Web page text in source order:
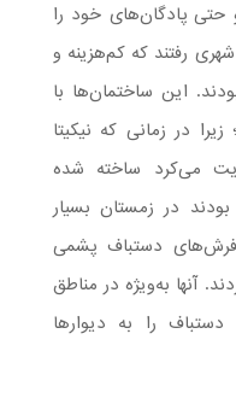
حتی پادگان‌های خود را
رفتند که کم‌هزینه و
این ساختمان‌ها با
در زمانی که نیکیتا
می‌کرد ساخته شده
در زمستان بسیار
فرش‌های دستباف پشمی
آنها به‌ویژه در مناطق
را به دیوارها